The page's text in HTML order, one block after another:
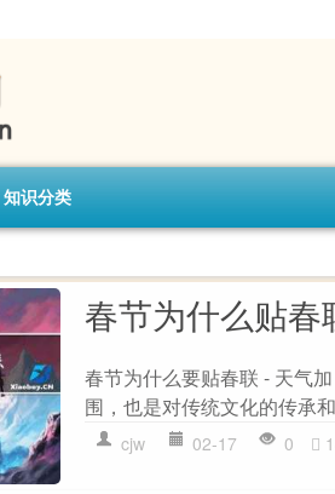
知识分类
春节为什么贴春
春节为什么要贴春联 - 天气
围，也是对传统文化的传承
cjw 02-17 0